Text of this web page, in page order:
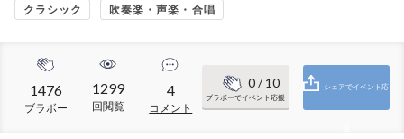
クラシック 吹奏楽・声楽・合唱
1476
ブラボー
1299
回閲覧
4
コメント
0/ 10
ブラボーでイベント応援
シェアでイベント応